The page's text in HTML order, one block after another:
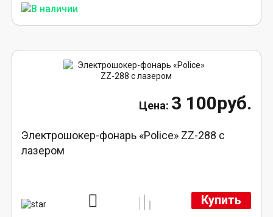
3 100руб.
Электрошокер-фонарь «Police» ZZ-288 с
лазером
Купить